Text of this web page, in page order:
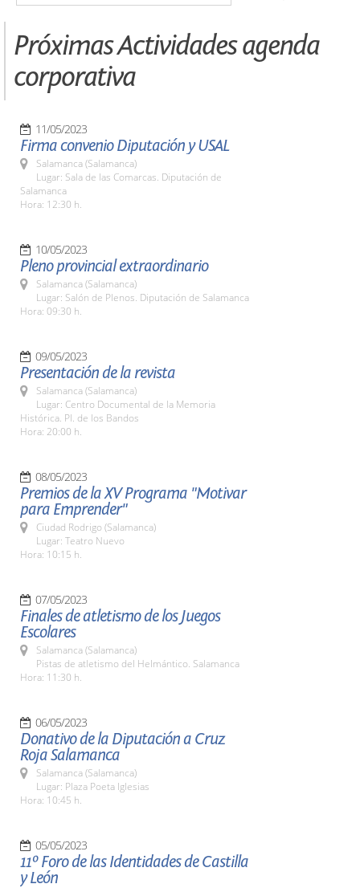
Próximas Actividades agenda
corporativa
11/05/2023
Firma convenio Diputación y USAL
Salamanca (Salamanca)
Lugar: Sala de las Comarcas. Diputación de
Salamanca
Hora: 12:30 h.
10/05/2023
Pleno provincial extraordinario
Salamanca (Salamanca)
Lugar: Salón de Plenos. Diputación de Salamanca
Hora: 09:30 h.
09/05/2023
Presentación de la revista
Salamanca (Salamanca)
Lugar: Centro Documental de la Memoria
Histórica. Pl. de los Bandos
Hora: 20:00 h.
08/05/2023
Premios de la XV Programa "Motivar
para Emprender"
Ciudad Rodrigo (Salamanca)
Lugar: Teatro Nuevo
Hora: 10:15 h.
07/05/2023
Finales de atletismo de los Juegos
Escolares
Salamanca (Salamanca)
Pistas de atletismo del Helmántico. Salamanca
Hora: 11:30 h.
06/05/2023
Donativo de la Diputación a Cruz
Roja Salamanca
Salamanca (Salamanca)
Lugar: Plaza Poeta Iglesias
Hora: 10:45 h.
05/05/2023
11º Foro de las Identidades de Castilla
y León